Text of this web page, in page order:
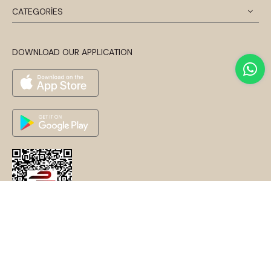
CATEGORİES
DOWNLOAD OUR APPLICATION